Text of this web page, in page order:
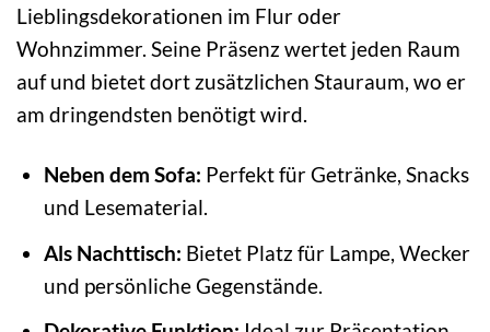
Lieblingsdekorationen im Flur oder
Wohnzimmer. Seine Präsenz wertet jeden Raum
auf und bietet dort zusätzlichen Stauraum, wo er
am dringendsten benötigt wird.
Neben dem Sofa: Perfekt für Getränke, Snacks
und Lesematerial.
Als Nachttisch: Bietet Platz für Lampe, Wecker
und persönliche Gegenstände.